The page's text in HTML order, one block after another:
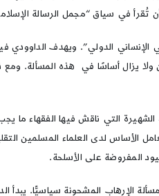
في سياق “مجمل الرسالة
الإنساني الدولي”. ويهدف
ولا يزال أساسًا في هذه المسألة. ومع
الشهيرة التي ناقش فيها الفقهاء ما
المفروضة على الأسلحة.
الإرهاب المشحونة سياسيًّا. يبدأ